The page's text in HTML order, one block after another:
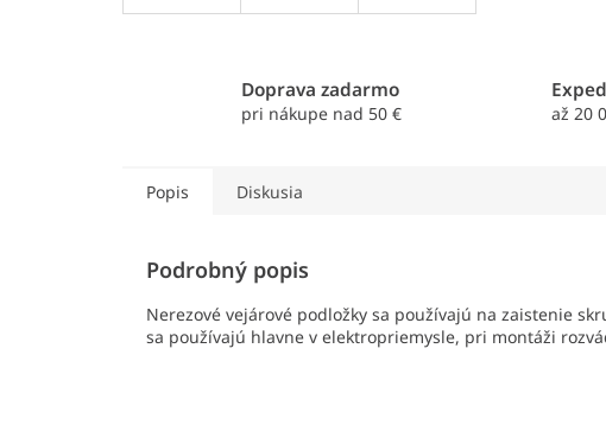
Doprava zadarmo
pri nákupe nad 50 € až 20
Popis Diskusia
Podrobný popis
Nerezové vejárové podložky sa používajú na zaistenie
sa používajú hlavne v elektropriemysle, pri montáži